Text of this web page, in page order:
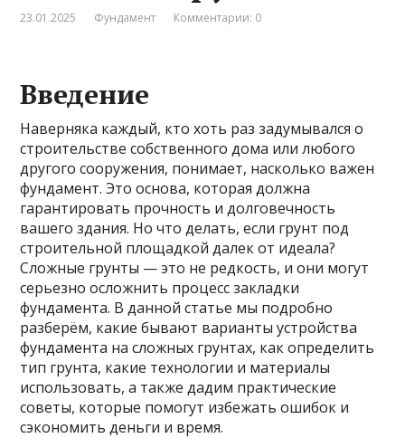
23.01.2025 Фундамент Комментарии: 0
Введение
Наверняка каждый, кто хоть раз задумывался о
строительстве собственного дома или любого
другого сооружения, понимает, насколько важен
фундамент. Это основа, которая должна
гарантировать прочность и долговечность
вашего здания. Но что делать, если грунт под
строительной площадкой далек от идеала?
Сложные грунты — это не редкость, и они могут
серьезно осложнить процесс закладки
фундамента. В данной статье мы подробно
разберём, какие бывают варианты устройства
фундамента на сложных грунтах, как определить
тип грунта, какие технологии и материалы
использовать, а также дадим практические
советы, которые помогут избежать ошибок и
сэкономить деньги и время.